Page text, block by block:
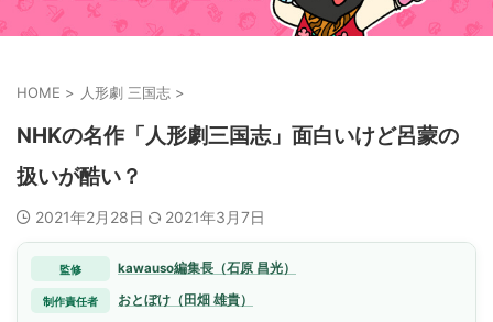
HOME > 人形劇 三国志 >
NHKの名作「人形劇三国志」面白いけど呂蒙の
扱いが酷い？
2021年2月28日 2021年3月7日
監修 kawauso編集長（石原 昌光）
制作責任者 おとぼけ（田畑 雄貴）